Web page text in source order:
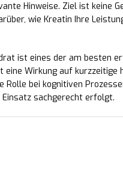
Hinweise. Ziel ist keine
wie Kreatin Ihre
ist eines der am besten
Wirkung auf kurzzeitige
bei kognitiven
Einsatz sachgerecht erfolgt.